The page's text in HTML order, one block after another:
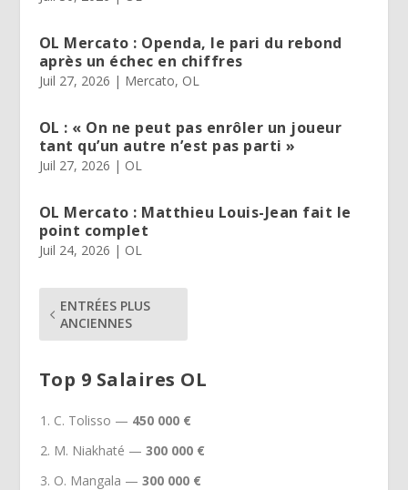
OL Mercato : Openda, le pari du rebond
après un échec en chiffres
Juil 27, 2026 | Mercato, OL
OL : « On ne peut pas enrôler un joueur
tant qu’un autre n’est pas parti »
Juil 27, 2026 | OL
OL Mercato : Matthieu Louis-Jean fait le
point complet
Juil 24, 2026 | OL
ENTRÉES PLUS
ANCIENNES
Top 9 Salaires OL
C. Tolisso — 450 000 €
M. Niakhaté — 300 000 €
O. Mangala — 300 000 €